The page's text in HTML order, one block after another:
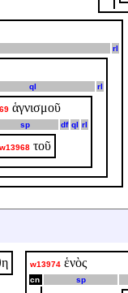
rl
ql rl
ἁγνισμοῦ
sp df ql rl
w13968 τοῦ
w13974 ἑνὸς
cn sp